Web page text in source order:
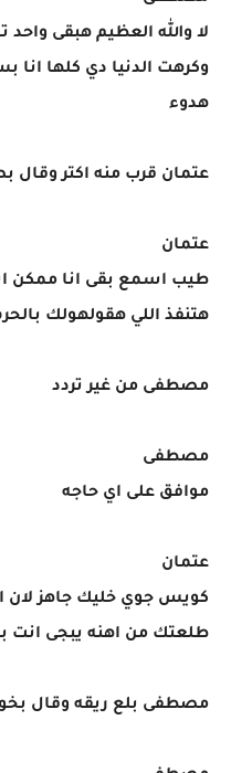
لا والله العظيم هبقى
وكرهت الدنيا دي كلها
هدوء
عتمان قرب منه اكتر وقال
عتمان
طيب اسمع بقى انا
هتنفذ اللي هقولهولك
مصطفى من غير تردد
مصطفى
موافق على اي حاجه
عتمان
كويس جوي خليك جاهز لان
طلعتك من اهنه يبجى انت
مصطفى بلع ريقه وقال